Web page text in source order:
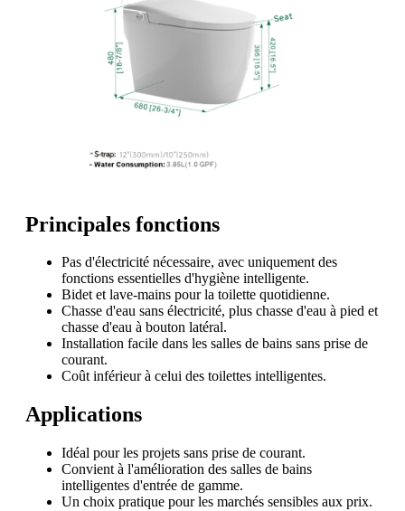
Principales fonctions
Pas d'électricité nécessaire, avec uniquement des
fonctions essentielles d'hygiène intelligente.
Bidet et lave-mains pour la toilette quotidienne.
Chasse d'eau sans électricité, plus chasse d'eau à pied et
chasse d'eau à bouton latéral.
Installation facile dans les salles de bains sans prise de
courant.
Coût inférieur à celui des toilettes intelligentes.
Applications
Idéal pour les projets sans prise de courant.
Convient à l'amélioration des salles de bains
intelligentes d'entrée de gamme.
Un choix pratique pour les marchés sensibles aux prix.